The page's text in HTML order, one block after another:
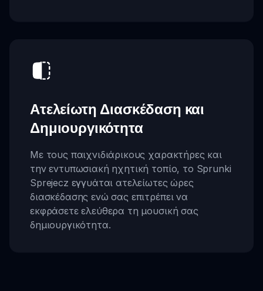
Ατελείωτη Διασκέδαση και
Δημιουργικότητα
Με τους παιχνιδιάρικους χαρακτήρες και
την εντυπωσιακή ηχητική τοπίο, το Sprunki
Sprejecz εγγυάται ατελείωτες ώρες
διασκέδασης ενώ σας επιτρέπει να
εκφράσετε ελεύθερα τη μουσική σας
δημιουργικότητα.